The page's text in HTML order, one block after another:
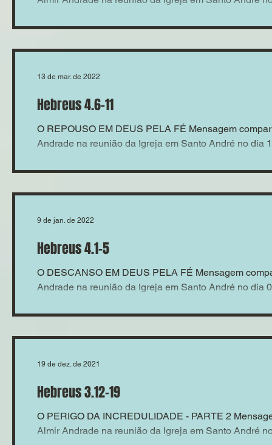
Hebreus 4.6-11
O REPOUSO EM DEUS PELA FÉ Mensagem
Andrade na reunião da Igreja em Santo André no dia
13 de mar. de 2022
Hebreus 4.1-5
O DESCANSO EM DEUS PELA FÉ Mensagem
Andrade na reunião da Igreja em Santo André no dia
9 de jan. de 2022
Hebreus 3.12-19
O PERIGO DA INCREDULIDADE - PARTE 2
Almir Andrade na reunião da Igreja em Santo André
19 de dez. de 2021